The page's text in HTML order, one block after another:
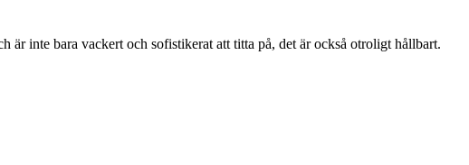
är inte bara vackert och sofistikerat att titta på, det är också otroligt hållbart.